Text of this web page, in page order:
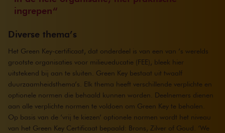
ingrepen
Diverse thema’s
Het Green Key-certificaat, dat onderdeel is van een van ’s werelds
grootste organisaties voor milieueducatie (FEE), bleek hier
uitstekend bij aan te sluiten. Green Key bestaat uit twaalf
duurzaamheidsthema’s. Elk thema heeft verschillende verplichte en
optionele normen die behaald kunnen worden. Deelnemers dienen
aan alle verplichte normen te voldoen om Green Key te behalen.
Op basis van de ‘vrij te kiezen’ optionele normen wordt het niveau
van het Green Key Certificaat bepaald: Brons, Zilver of Goud. ‘We